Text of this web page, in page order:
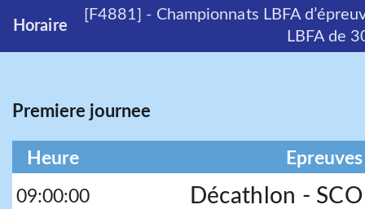
Horaire
[F4881] - Championnats LBFA
LBFA de
Premiere journee
Heure
09:00:00 Décathlon -